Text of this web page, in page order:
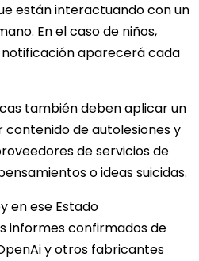
están interactuando con un
En el caso de niños,
notificación aparecerá cada
también deben aplicar un
de autolesiones y
de servicios de
o ideas suicidas.
en ese Estado
informes confirmados de
y otros fabricantes